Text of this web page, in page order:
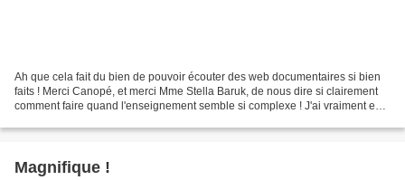
Ah que cela fait du bien de pouvoir écouter des web documentaires si bien
faits ! Merci Canopé, et merci Mme Stella Baruk, de nous dire si clairement
comment faire quand l'enseignement semble si complexe ! J'ai vraiment eu
Magnifique !